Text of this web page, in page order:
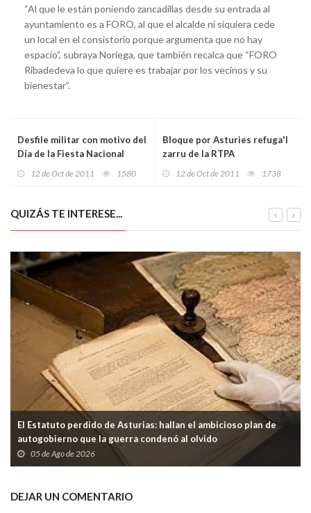
“Al que le están poniendo zancadillas desde su entrada al
ayuntamiento es a FORO, al que el alcalde ni siquiera cede
un local en el consistorio porque argumenta que no hay
espacio”, subraya Noriega, que también recalca que “FORO
Ribadedeva lo que quiere es trabajar por los vecinos y su
bienestar”.
Desfile militar con motivo del
Día de la Fiesta Nacional
12 de Oct de 2011 1580
Bloque por Asturies refuga'l
zarru de la RTPA
12 de Oct de 2011 1738
QUIZÁS TE INTERESE...
El Estatuto perdido de Asturias: hallan el ambicioso plan de
autogobierno que la guerra condenó al olvido
05 de Ago de 2026
DEJAR UN COMENTARIO